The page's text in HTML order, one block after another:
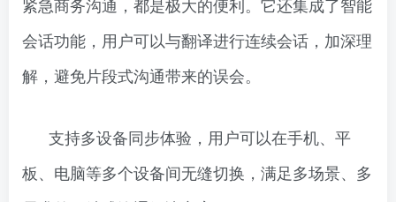
会话功能，用户可以与翻译进行连续会话，加深理
解，避免片段式沟通带来的误会。
支持多设备同步体验，用户可以在手机、平
板、电脑等多个设备间无缝切换，满足多场景、多